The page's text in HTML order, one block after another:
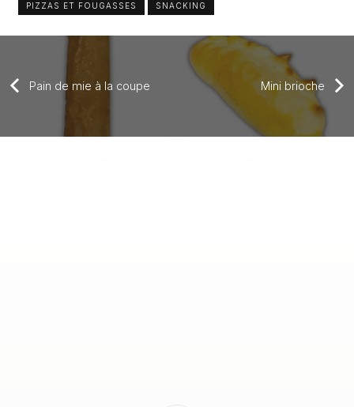
PIZZAS ET FOUGASSES SNACKING
Pain de mie à la coupe Mini brioche